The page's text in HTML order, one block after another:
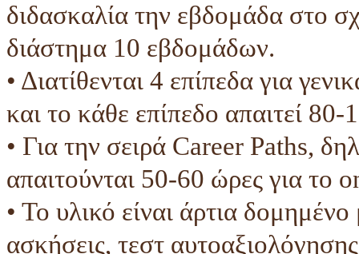
διδασκαλία την εβδομάδα στο
διάστημα 10 εβδομάδων.
• Διατίθενται 4 επίπεδα για
και το κάθε επίπεδο απαιτεί
• Για την σειρά Career Paths,
απαιτούνται 50-60 ώρες για το
• Το υλικό είναι άρτια
ασκήσεις, τεστ